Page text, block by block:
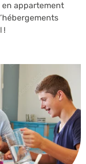
en appartement
!